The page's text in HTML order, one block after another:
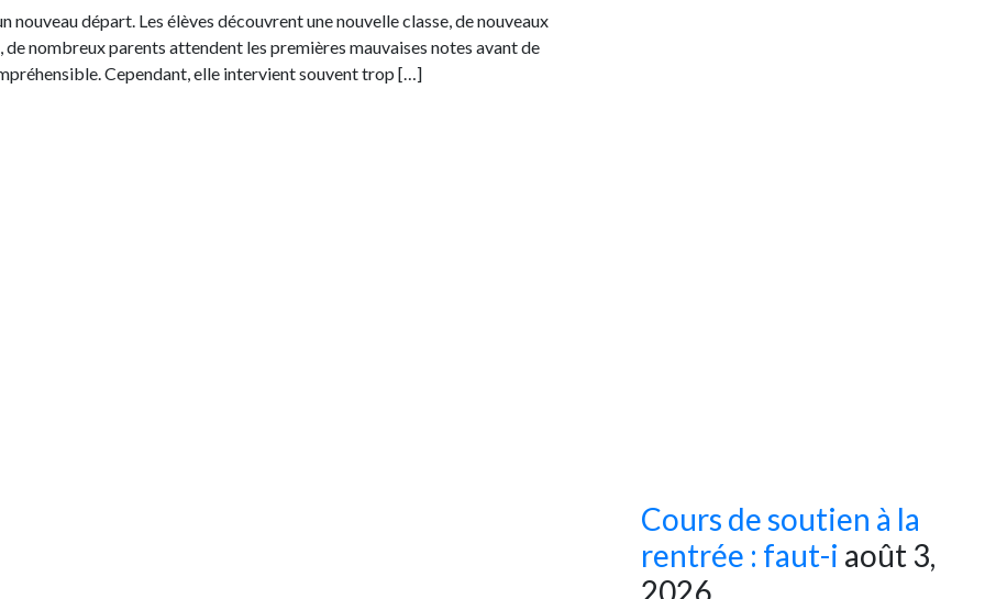
départ. Les élèves découvrent une nouvelle classe, de nouveaux
nombreux parents attendent les premières mauvaises notes avant de
Cependant, elle intervient souvent trop […]
Cours de soutien à la
rentrée : faut-i août 3,
2026